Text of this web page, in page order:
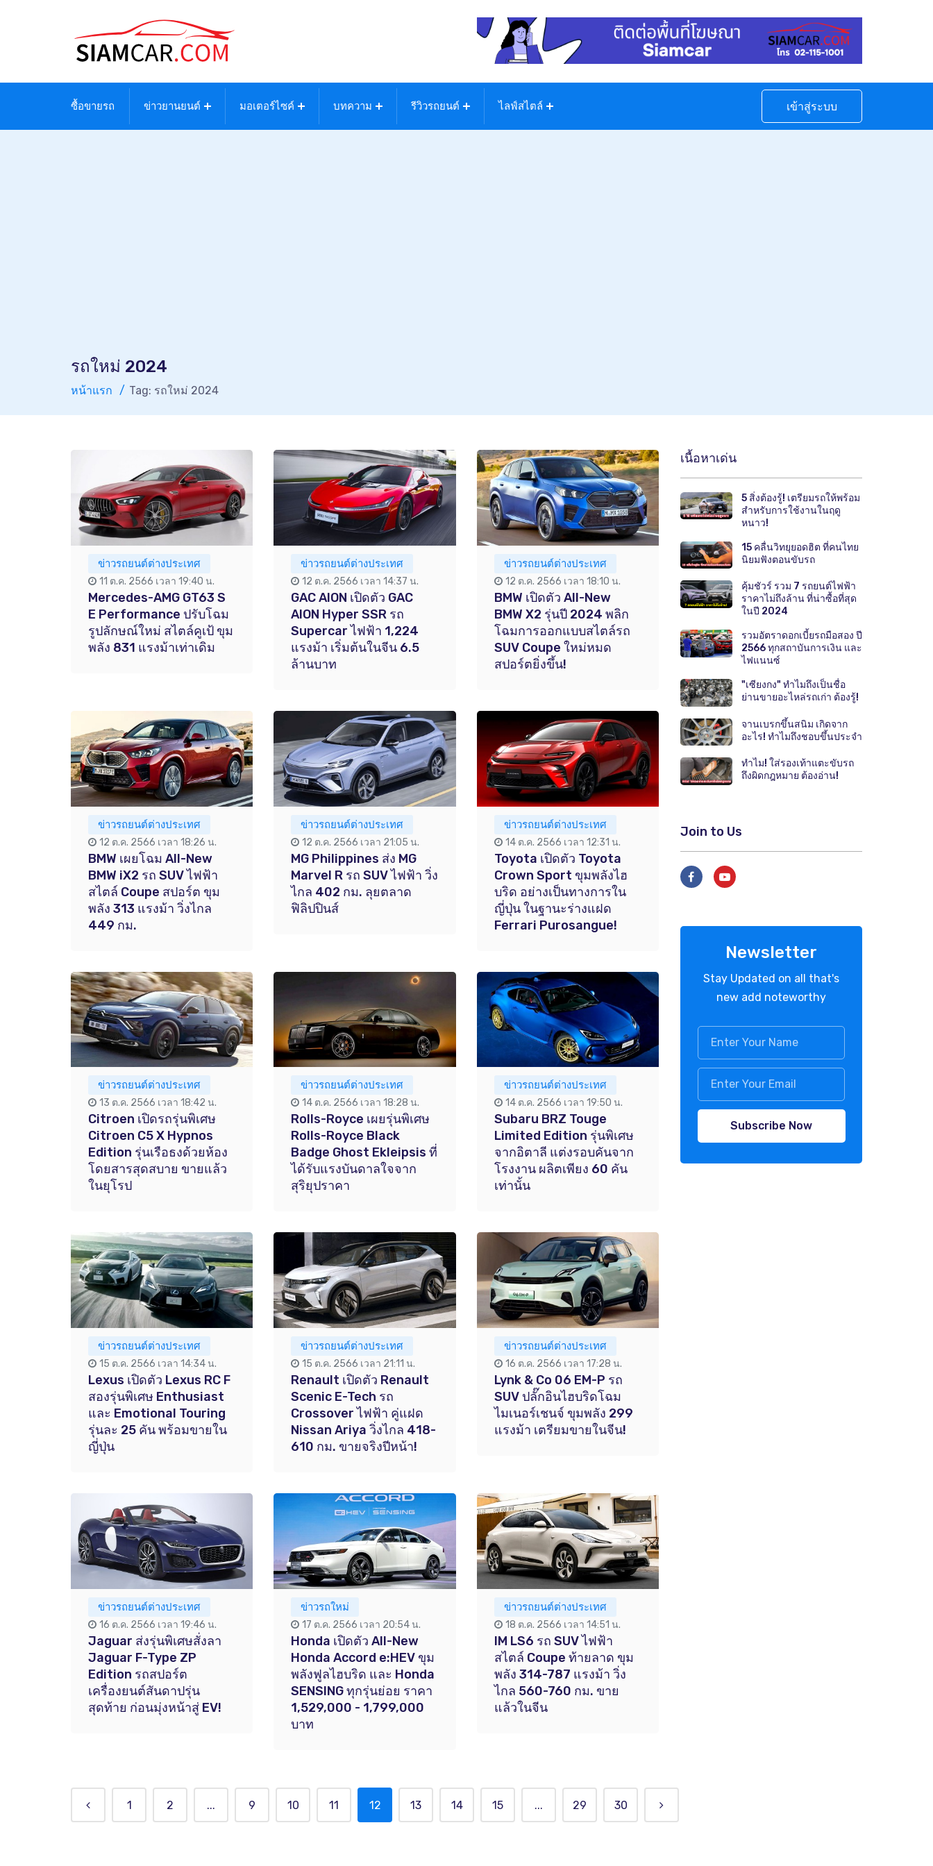
ซื้อขายรถ ข่าวยานยนต์ มอเตอร์ไซค์ บทความ รีวิวรถยนต์ ไลฟ์สไตล์ เข้าสู่ระบบ
รถใหม่ 2024
หน้าแรก Tag: รถใหม่ 2024
ข่าวรถยนต์ต่างประเทศ
11 ต.ค. 2566 เวลา 19:40 น.
Mercedes-AMG GT63 S
E Performance ปรับโฉม
รูปลักษณ์ใหม่ สไตล์คูเป้ ขุม
พลัง 831 แรงม้าเท่าเดิม
ข่าวรถยนต์ต่างประเทศ
12 ต.ค. 2566 เวลา 14:37 น.
GAC AION เปิดตัว GAC
AION Hyper SSR รถ
Supercar ไฟฟ้า 1,224
แรงม้า เริ่มต้นในจีน 6.5
ล้านบาท
ข่าวรถยนต์ต่างประเทศ
12 ต.ค. 2566 เวลา 18:10 น.
BMW เปิดตัว All-New
BMW X2 รุ่นปี 2024 พลิก
โฉมการออกแบบสไตล์รถ
SUV Coupe ใหม่หมด
สปอร์ตยิ่งขึ้น!
ข่าวรถยนต์ต่างประเทศ
12 ต.ค. 2566 เวลา 18:26 น.
BMW เผยโฉม All-New
BMW iX2 รถ SUV ไฟฟ้า
สไตล์ Coupe สปอร์ต ขุม
พลัง 313 แรงม้า วิ่งไกล
449 กม.
ข่าวรถยนต์ต่างประเทศ
12 ต.ค. 2566 เวลา 21:05 น.
MG Philippines ส่ง MG
Marvel R รถ SUV ไฟฟ้า วิ่ง
ไกล 402 กม. ลุยตลาด
ฟิลิปปินส์
ข่าวรถยนต์ต่างประเทศ
14 ต.ค. 2566 เวลา 12:31 น.
Toyota เปิดตัว Toyota
Crown Sport ขุมพลังไฮ
บริด อย่างเป็นทางการใน
ญี่ปุ่น ในฐานะร่างแฝด
Ferrari Purosangue!
ข่าวรถยนต์ต่างประเทศ
13 ต.ค. 2566 เวลา 18:42 น.
Citroen เปิดรถรุ่นพิเศษ
Citroen C5 X Hypnos
Edition รุ่นเรือธงด้วยห้อง
โดยสารสุดสบาย ขายแล้ว
ในยุโรป
ข่าวรถยนต์ต่างประเทศ
14 ต.ค. 2566 เวลา 18:28 น.
Rolls-Royce เผยรุ่นพิเศษ
Rolls-Royce Black
Badge Ghost Ekleipsis ที่
ได้รับแรงบันดาลใจจาก
สุริยุปราคา
ข่าวรถยนต์ต่างประเทศ
14 ต.ค. 2566 เวลา 19:50 น.
Subaru BRZ Touge
Limited Edition รุ่นพิเศษ
จากอิตาลี แต่งรอบคันจาก
โรงงาน ผลิตเพียง 60 คัน
เท่านั้น
ข่าวรถยนต์ต่างประเทศ
15 ต.ค. 2566 เวลา 14:34 น.
Lexus เปิดตัว Lexus RC F
สองรุ่นพิเศษ Enthusiast
และ Emotional Touring
รุ่นละ 25 คัน พร้อมขายใน
ญี่ปุ่น
ข่าวรถยนต์ต่างประเทศ
15 ต.ค. 2566 เวลา 21:11 น.
Renault เปิดตัว Renault
Scenic E-Tech รถ
Crossover ไฟฟ้า คู่แฝด
Nissan Ariya วิ่งไกล 418-
610 กม. ขายจริงปีหน้า!
ข่าวรถยนต์ต่างประเทศ
16 ต.ค. 2566 เวลา 17:28 น.
Lynk & Co 06 EM-P รถ
SUV ปลั๊กอินไฮบริดโฉม
ไมเนอร์เชนจ์ ขุมพลัง 299
แรงม้า เตรียมขายในจีน!
ข่าวรถยนต์ต่างประเทศ
16 ต.ค. 2566 เวลา 19:46 น.
Jaguar ส่งรุ่นพิเศษสั่งลา
Jaguar F-Type ZP
Edition รถสปอร์ต
เครื่องยนต์สันดาปรุ่น
สุดท้าย ก่อนมุ่งหน้าสู่ EV!
ข่าวรถใหม่
17 ต.ค. 2566 เวลา 20:54 น.
Honda เปิดตัว All-New
Honda Accord e:HEV ขุม
พลังฟูลไฮบริด และ Honda
SENSING ทุกรุ่นย่อย ราคา
1,529,000 - 1,799,000
บาท
ข่าวรถยนต์ต่างประเทศ
18 ต.ค. 2566 เวลา 14:51 น.
IM LS6 รถ SUV ไฟฟ้า
สไตล์ Coupe ท้ายลาด ขุม
พลัง 314-787 แรงม้า วิ่ง
ไกล 560-760 กม. ขาย
แล้วในจีน
1 2 ... 9 10 11 12 13 14 15 ... 29 30
เนื้อหาเด่น
5 สิ่งต้องรู้! เตรียมรถให้พร้อม
สำหรับการใช้งานในฤดู
หนาว!
15 คลื่นวิทยุยอดฮิต ที่คนไทย
นิยมฟังตอนขับรถ
คุ้มชัวร์ รวม 7 รถยนต์ไฟฟ้า
ราคาไม่ถึงล้าน ที่น่าซื้อที่สุด
ในปี 2024
รวมอัตราดอกเบี้ยรถมือสอง ปี
2566 ทุกสถาบันการเงิน และ
ไฟแนนซ์
"เซียงกง" ทำไมถึงเป็นชื่อ
ย่านขายอะไหล่รถเก่า ต้องรู้!
จานเบรกขึ้นสนิม เกิดจาก
อะไร! ทำไมถึงชอบขึ้นประจำ
ทำไม! ใส่รองเท้าแตะขับรถ
ถึงผิดกฎหมาย ต้องอ่าน!
Join to Us
Newsletter
Stay Updated on all that's
new add noteworthy
Subscribe Now